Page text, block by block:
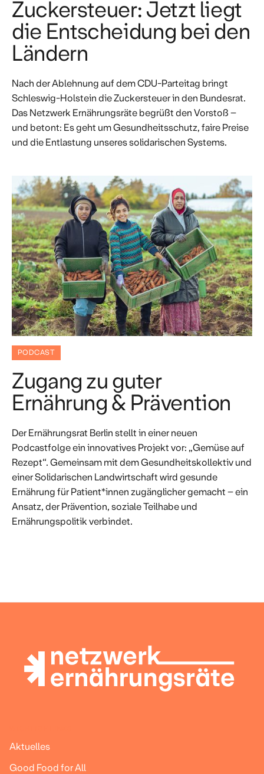
Zuckersteuer: Jetzt liegt
die Entscheidung bei den
Ländern
Nach der Ablehnung auf dem CDU-Parteitag bringt
Schleswig-Holstein die Zuckersteuer in den Bundesrat.
Das Netzwerk Ernährungsräte begrüßt den Vorstoß –
und betont: Es geht um Gesundheitsschutz, faire Preise
und die Entlastung unseres solidarischen Systems.
PODCAST
Zugang zu guter
Ernährung & Prävention
Der Ernährungsrat Berlin stellt in einer neuen
Podcastfolge ein innovatives Projekt vor: „Gemüse auf
Rezept“. Gemeinsam mit dem Gesundheitskollektiv und
einer Solidarischen Landwirtschaft wird gesunde
Ernährung für Patient*innen zugänglicher gemacht – ein
Ansatz, der Prävention, soziale Teilhabe und
Ernährungspolitik verbindet.
Aktuelles
Good Food for All